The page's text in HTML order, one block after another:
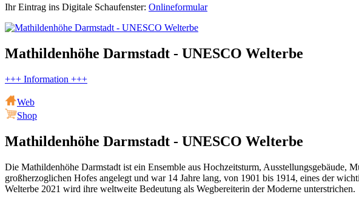
Ihr Eintrag ins Digitale Schaufenster: Onlineformular
Mathildenhöhe Darmstadt - UNESCO Welterbe
+++ Information +++
Web
Shop
Mathildenhöhe Darmstadt - UNESCO Welterbe
Die Mathildenhöhe Darmstadt ist ein Ensemble aus Hochzeitsturm, Ausstellungsgebäude,
großherzoglichen Hofes angelegt und war 14 Jahre lang, von 1901 bis 1914, eines der
Welterbe 2021 wird ihre weltweite Bedeutung als Wegbereiterin der Moderne unterstrichen.